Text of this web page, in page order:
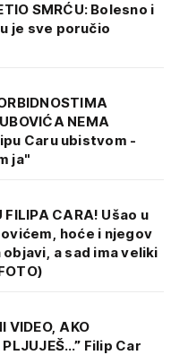
SMRĆU: Bolesno i
je sve poručio
NEMA
Caru ubistvom -
ja"
FILIPA CARA! Ušao u
hoće i njegov
a sad ima veliki
VIDEO, AKO
PLJUJEŠ…” Filip Car